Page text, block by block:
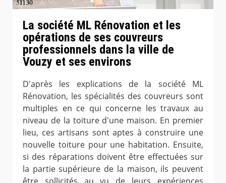
La société ML Rénovation et les
opérations de ses couvreurs
professionnels dans la ville de
Vouzy et ses environs
D'après les explications de la société ML
Rénovation, les spécialités des couvreurs sont
multiples en ce qui concerne les travaux au
niveau de la toiture d'une maison. En premier
lieu, ces artisans sont aptes à construire une
nouvelle toiture pour une habitation. Ensuite,
si des réparations doivent être effectuées sur
la partie supérieure de la maison, ils peuvent